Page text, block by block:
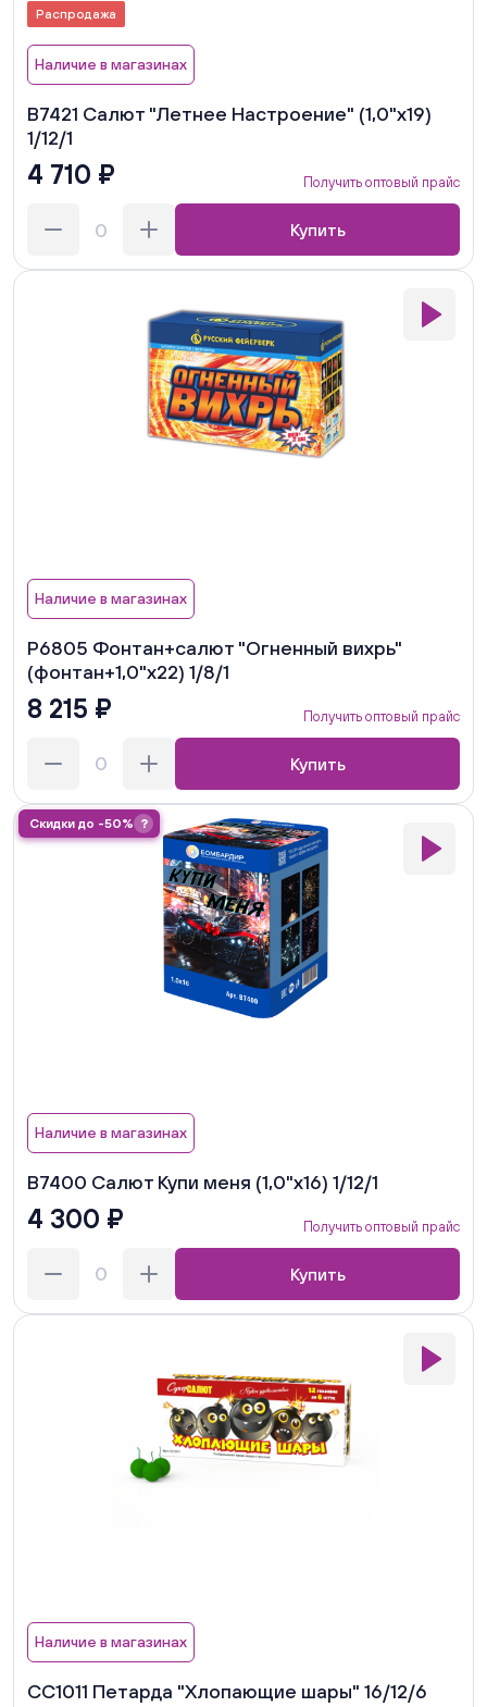
Распродажа
Наличие в магазинах
В7421 Салют "Летнее Настроение" (1,0"х19)
1/12/1
4 710 ₽ Получить оптовый прайс
Купить
Наличие в магазинах
Р6805 Фонтан+салют "Огненный вихрь"
(фонтан+1,0"х22) 1/8/1
8 215 ₽ Получить оптовый прайс
Купить
Скидки до -50% ?
Наличие в магазинах
В7400 Салют Купи меня (1,0"х16) 1/12/1
4 300 ₽ Получить оптовый прайс
Купить
Наличие в магазинах
СС1011 Петарда "Хлопающие шары" 16/12/6